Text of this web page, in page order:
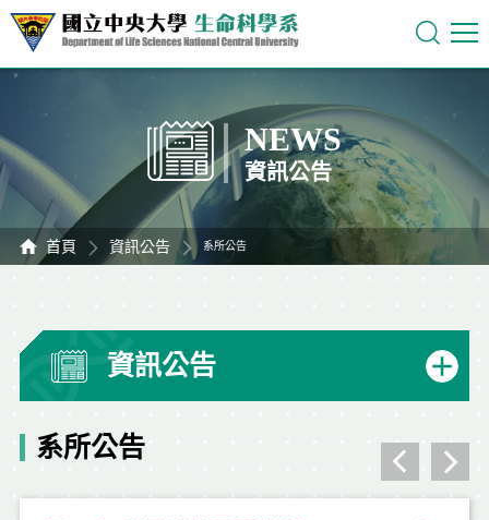
NEWS
資訊公告
首頁 資訊公告 系所公告
資訊公告
系所公告